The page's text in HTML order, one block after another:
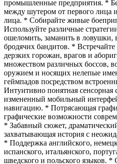
промышленные предприятия. *
между шутером от первого лица
лица. * Собирайте живые
Используйте различные
ошеломить, заманить в ловушки,
бродячих бандитов. *
дерзких горожан, врагов и
множеством различных боссов,
оружием и носящих нелепые
геймпадов посредством
Интуитивно понятная сенсорная
измененный мобильный
навигацию. * Потрясающая
графические возможности
* Забавный сюжет,
захватывающая история с
* Поддержка английского,
испанского, итальянского,
шведского и польского языков.